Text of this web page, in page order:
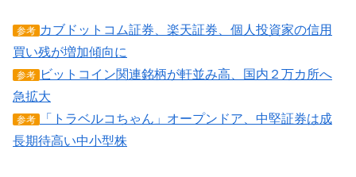
参考 カブドットコム証券、楽天証券、個人投資家の信用
買い残が増加傾向に
参考 ビットコイン関連銘柄が軒並み高、国内２万カ所へ
急拡大
参考
「トラベルコちゃん」オープンドア、中堅証券は成
長期待高い中小型株